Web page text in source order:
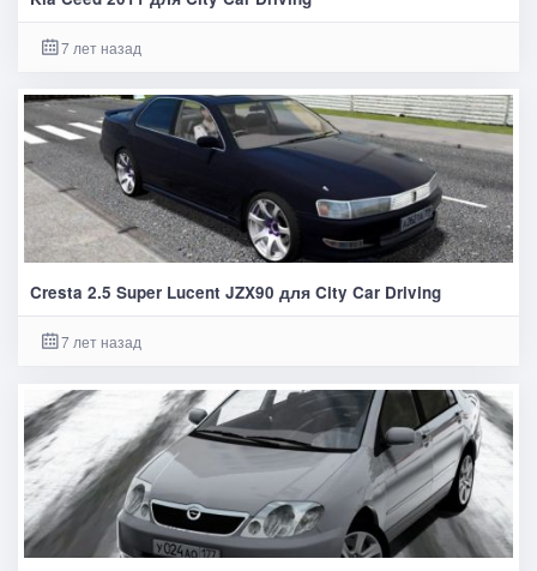
7 лет назад
Cresta 2.5 Super Lucent JZX90 для City Car Driving
7 лет назад